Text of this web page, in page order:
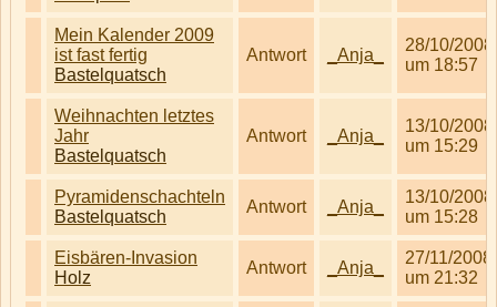
Mein Kalender 2009
ist fast fertig
Bastelquatsch
Antwort _Anja_
28/10/2008
um 18:57
Weihnachten letztes
Jahr
Bastelquatsch
Antwort _Anja_
13/10/2008
um 15:29
Pyramidenschachteln
Bastelquatsch
Antwort _Anja_
13/10/2008
um 15:28
Eisbären-Invasion
Holz
Antwort _Anja_
27/11/2008
um 21:32